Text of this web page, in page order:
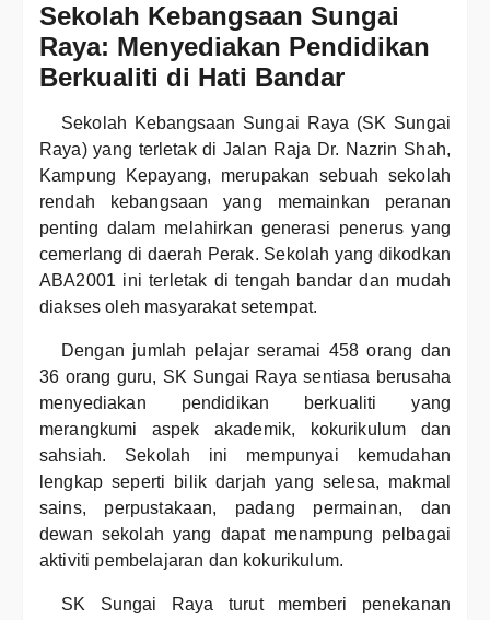
Sekolah Kebangsaan Sungai
Raya: Menyediakan Pendidikan
Berkualiti di Hati Bandar
Sekolah Kebangsaan Sungai Raya (SK Sungai
Raya) yang terletak di Jalan Raja Dr. Nazrin Shah,
Kampung Kepayang, merupakan sebuah sekolah
rendah kebangsaan yang memainkan peranan
penting dalam melahirkan generasi penerus yang
cemerlang di daerah Perak. Sekolah yang dikodkan
ABA2001 ini terletak di tengah bandar dan mudah
diakses oleh masyarakat setempat.
Dengan jumlah pelajar seramai 458 orang dan
36 orang guru, SK Sungai Raya sentiasa berusaha
menyediakan pendidikan berkualiti yang
merangkumi aspek akademik, kokurikulum dan
sahsiah. Sekolah ini mempunyai kemudahan
lengkap seperti bilik darjah yang selesa, makmal
sains, perpustakaan, padang permainan, dan
dewan sekolah yang dapat menampung pelbagai
aktiviti pembelajaran dan kokurikulum.
SK Sungai Raya turut memberi penekanan